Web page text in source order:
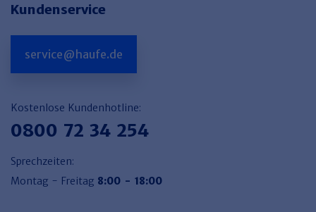
Kundenservice
service@haufe.de
Kostenlose Kundenhotline:
0800 72 34 254
Sprechzeiten:
Montag - Freitag 8:00 - 18:00